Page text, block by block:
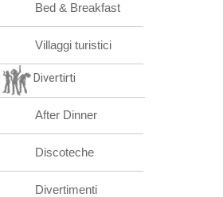
Bed & Breakfast
Villaggi turistici
Divertirti
After Dinner
Discoteche
Divertimenti